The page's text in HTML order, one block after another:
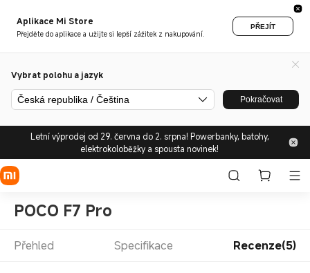
Aplikace Mi Store
Přejděte do aplikace a užijte si lepší zážitek z nakupování.
PŘEJÍT
Vybrat polohu a jazyk
Česká republika / Čeština Pokračovat
Letní výprodej od 29. června do 2. srpna! Powerbanky, batohy,
elektrokoloběžky a spousta novinek!
POCO F7 Pro
Přehled Specifikace Recenze(5)